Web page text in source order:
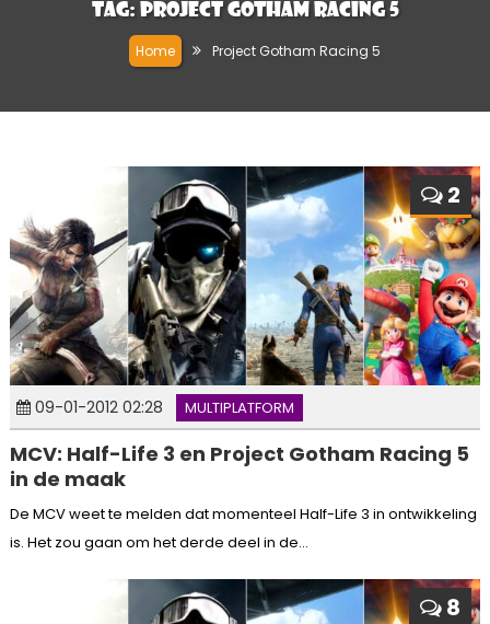
Tag: Project Gotham Racing 5
Home Project Gotham Racing 5
2
09-01-2012 02:28 MULTIPLATFORM
MCV: Half-Life 3 en Project Gotham Racing 5
in de maak
De MCV weet te melden dat momenteel Half-Life 3 in ontwikkeling
is. Het zou gaan om het derde deel in de...
8